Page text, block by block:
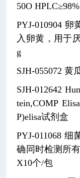
50O
PYJ-010904 卵
入卵黄，用于
g
SJH-055072 黄
SJH-012642
tein,COMP
P)elisa试剂盒
PYJ-011068 细
确同时检测所
X10个/包